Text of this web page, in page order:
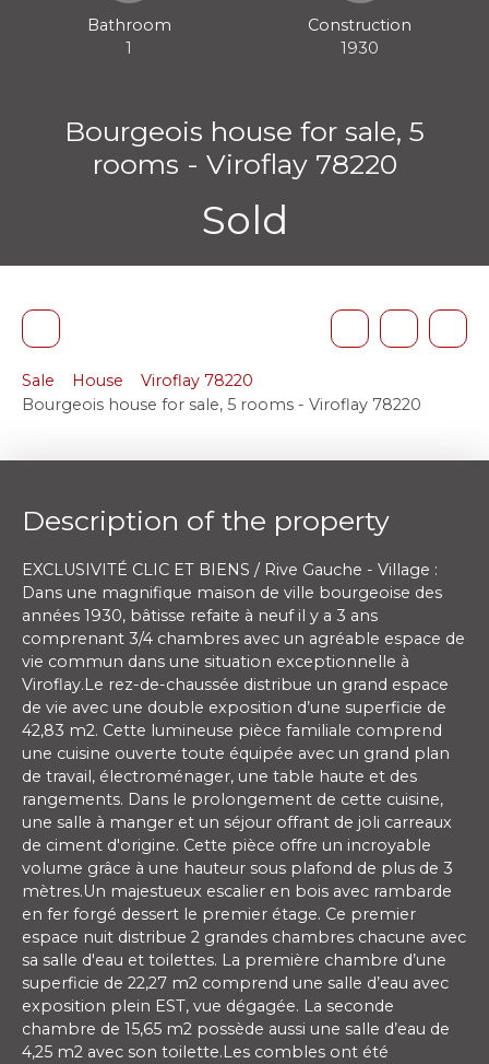
Bathroom
1
Construction
1930
Bourgeois house for sale, 5
rooms - Viroflay 78220
Sold
Sale House
Viroflay 78220
Bourgeois house for sale, 5 rooms - Viroflay 78220
Description of the property
EXCLUSIVITÉ CLIC ET BIENS / Rive Gauche - Village :
Dans une magnifique maison de ville bourgeoise des
années 1930, bâtisse refaite à neuf il y a 3 ans
comprenant 3/4 chambres avec un agréable espace de
vie commun dans une situation exceptionnelle à
Viroflay.Le rez-de-chaussée distribue un grand espace
de vie avec une double exposition d’une superficie de
42,83 m2. Cette lumineuse pièce familiale comprend
une cuisine ouverte toute équipée avec un grand plan
de travail, électroménager, une table haute et des
rangements. Dans le prolongement de cette cuisine,
une salle à manger et un séjour offrant de joli carreaux
de ciment d'origine. Cette pièce offre un incroyable
volume grâce à une hauteur sous plafond de plus de 3
mètres.Un majestueux escalier en bois avec rambarde
en fer forgé dessert le premier étage. Ce premier
espace nuit distribue 2 grandes chambres chacune avec
sa salle d'eau et toilettes. La première chambre d’une
superficie de 22,27 m2 comprend une salle d’eau avec
exposition plein EST, vue dégagée. La seconde
chambre de 15,65 m2 possède aussi une salle d’eau de
4,25 m2 avec son toilette.Les combles ont été